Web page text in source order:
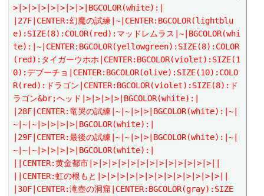
>|>|>|>|>|>|>|>|BGCOLOR(white):|
|27F|CENTER:幻魔の試練|~|CENTER:BGCOLOR(lightblu
e):SIZE(8):COLOR(red):マッドレムラス|~|BGCOLOR(whi
te):|~|CENTER:BGCOLOR(yellowgreen):SIZE(8):COLOR
(red):タイガーウホホ|CENTER:BGCOLOR(violet):SIZE(1
0):デブーチョ|CENTER:BGCOLOR(olive):SIZE(10):COLO
R(red):ドラゴン|CENTER:BGCOLOR(violet):SIZE(8):ド
ラゴン&br;ヘッド|>|>|>|>|BGCOLOR(white):|
|28F|CENTER:竜哭の試練|~|~|>|>|BGCOLOR(white):|~|
~|~|~|>|>|>|>|BGCOLOR(white):|
|29F|CENTER:最後の試練|~|~|>|>|BGCOLOR(white):|~|
~|~|~|>|>|>|>|BGCOLOR(white):|
||CENTER:黄金都市|>|>|>|>|>|>|>|>|>|>|>|>|>||
||CENTER:虹の根もと|>|>|>|>|>|>|>|>|>|>|>|>|>||
|30F|CENTER:滝壺の洞窟|CENTER:BGCOLOR(gray):SIZE